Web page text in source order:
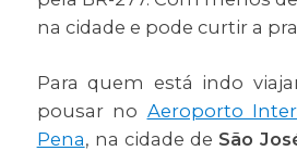
na cidade e pode curtir a
Para quem está indo
pousar no Aeroporto
Pena, na cidade de São